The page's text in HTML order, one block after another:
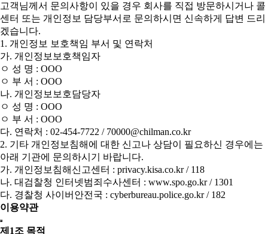
고객님께서 문의사항이 있을 경우 회사를 직접 방문하시거나 콜
센터 또는 개인정보 담당부서로 문의하시면 신속하게 답변 드리
겠습니다.
1. 개인정보 보호책임 부서 및 연락처
가. 개인정보보호책임자
ㅇ 성 명 : OOO
ㅇ 부 서 : OOO
나. 개인정보보호담당자
ㅇ 성 명 : OOO
ㅇ 부 서 : OOO
다. 연락처 : 02-454-7722 / 70000@chilman.co.kr
2. 기타 개인정보침해에 대한 신고나 상담이 필요하신 경우에는
아래 기관에 문의하시기 바랍니다.
가. 개인정보침해신고센터 : privacy.kisa.co.kr / 118
나. 대검찰청 인터넷범죄수사센터 : www.spo.go.kr / 1301
다. 경찰청 사이버안전국 : cyberbureau.police.go.kr / 182
이용약관
제1조 목적